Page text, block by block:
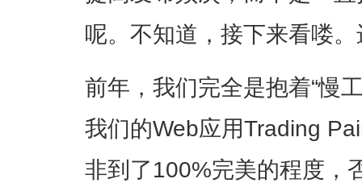
呢。不知道，接下来看喽
前年，我们完全是抱着“慢
我们的Web应用Trading
非到了100%完美的程度，